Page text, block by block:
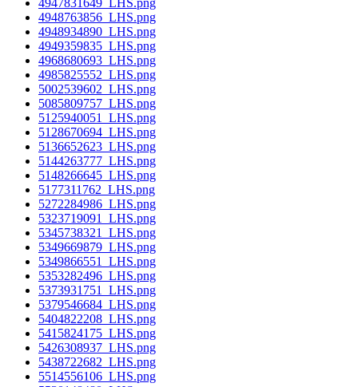
4947831649_LHS.png
4948763856_LHS.png
4948934890_LHS.png
4949359835_LHS.png
4968680693_LHS.png
4985825552_LHS.png
5002539602_LHS.png
5085809757_LHS.png
5125940051_LHS.png
5128670694_LHS.png
5136652623_LHS.png
5144263777_LHS.png
5148266645_LHS.png
5177311762_LHS.png
5272284986_LHS.png
5323719091_LHS.png
5345738321_LHS.png
5349669879_LHS.png
5349866551_LHS.png
5353282496_LHS.png
5373931751_LHS.png
5379546684_LHS.png
5404822208_LHS.png
5415824175_LHS.png
5426308937_LHS.png
5438722682_LHS.png
5514556106_LHS.png